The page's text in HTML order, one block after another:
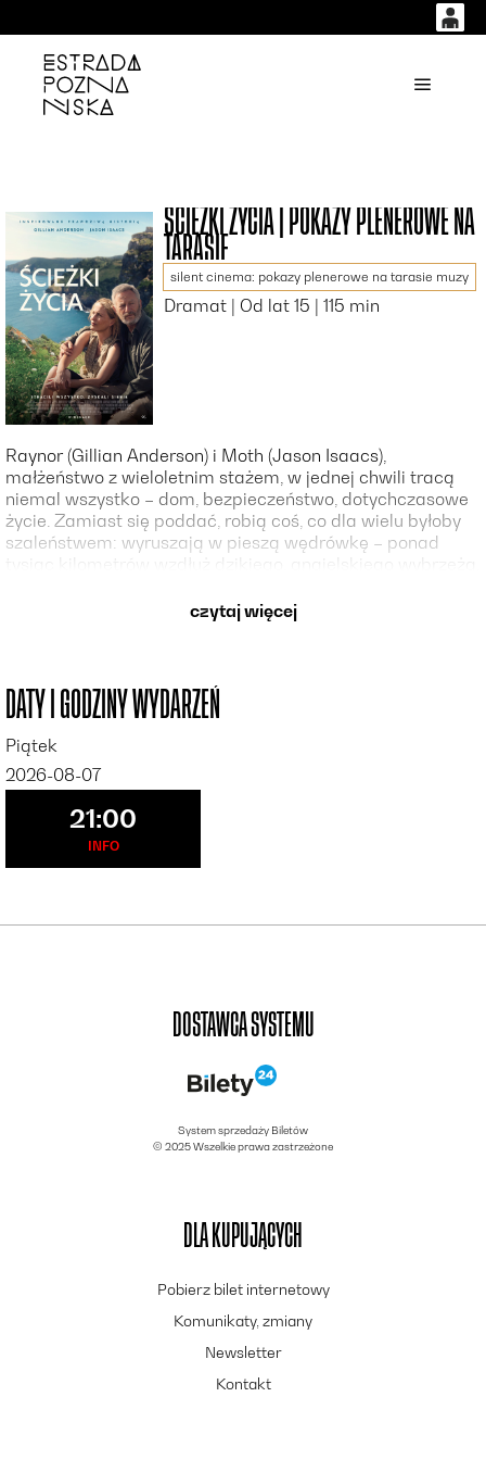
0,00
ŚCIEŻKI ŻYCIA | POKAZY PLENEROWE NA
TARASIE
silent cinema: pokazy plenerowe na tarasie muzy
Dramat | Od lat 15 | 115 min
Raynor (Gillian Anderson) i Moth (Jason Isaacs),
małżeństwo z wieloletnim stażem, w jednej chwili tracą
niemal wszystko – dom, bezpieczeństwo, dotychczasowe
życie. Zamiast się poddać, robią coś, co dla wielu byłoby
szaleństwem: wyruszają w pieszą wędrówkę – ponad
najpotrzebniejszych rzeczy idą przed siebie, krok za
krokiem, szukając ukojenia w wietrze, ciszy i otaczającej
nawzajem. Ta niezwykła podróż stanie się dla nich drogą
ku wolności, miłości i nowemu początkowi.
czytaj więcej
DATY I GODZINY WYDARZEŃ
Piątek
2026-08-07
21:00
INFO
DOSTAWCA SYSTEMU
System sprzedaży Biletów
© 2025 Wszelkie prawa zastrzeżone
DLA KUPUJĄCYCH
Pobierz bilet internetowy
Komunikaty, zmiany
Newsletter
Kontakt